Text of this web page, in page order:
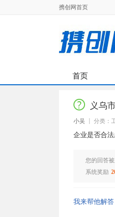
携创网首页
首页
义乌
小吴 分类：
企业是否合
您的回答
系统奖励
我来帮他解答